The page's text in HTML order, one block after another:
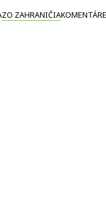
ZO ZAHRANIČIAKOMENTÁRE